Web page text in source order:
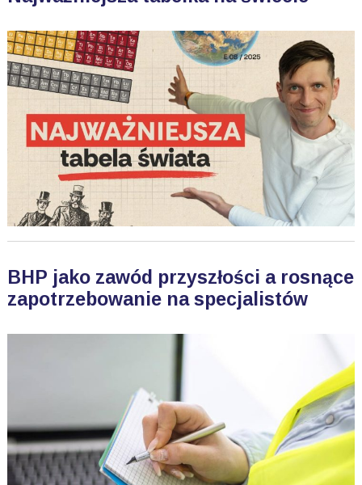
BHP jako zawód przyszłości a rosnące
zapotrzebowanie na specjalistów